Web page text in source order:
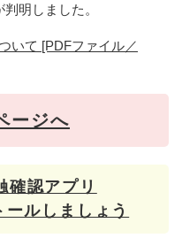
明しました。
いて [PDFファイル／
ージへ
確認アプリ
ールしましょう